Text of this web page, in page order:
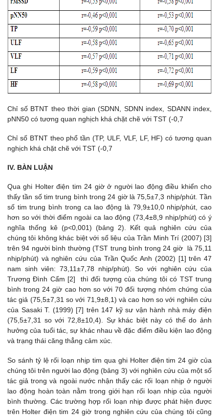
Chỉ số BTNT theo thời gian (SDNN, SDNN index, SDANN index,
pNN50 có tương quan nghịch khá chặt chẽ với TST (-0,7
Chỉ số BTNT theo phổ tần (TP, ULF, VLF, LF, HF) có tương quan
nghịch khá chặt chẽ với TST (-0,7
IV. BÀN LUẬN
Qua ghi Holter điện tim 24 giờ ở người lao động điều khiển cho
thấy tần số tim trung bình trong 24 giờ là 75,5±7,3 nhịp/phút. Tần
số tim trung bình trong ca lao động là 79,9±10,0 nhịp/phút, cao
hơn so với thời điểm ngoài ca lao động (73,4±8,9 nhịp/phút) có ý
nghĩa thống kê (p<0,001) (bảng 2). Kết quả nghiên cứu của
chúng tôi không khác biệt với số liệu của Trần Minh Trí (2007) [3]
trên 94 người bình thường (TST trung bình trong 24 giờ là 75,11
nhịp/phút) và nghiên cứu của Trần Quốc Anh (2002) [1] trên 47
nam sinh viên: 73,11±7,78 nhịp/phút). So với nghiên cứu của
Trương Đình Cẩm [2] thì đối tượng của chúng tôi có TST trung
bình trong 24 giờ cao hơn so với 70 đối tượng nhóm chứng của
tác giả (75,5±7,31 so với 71,9±8,1) và cao hơn so với nghiên cứu
của Sasaki T. (1999) [7] trên 147 kỹ sư vận hành nhà máy điện
(75,5±7,31 so với 72,8±10,4). Sự khác biệt này có thể do ảnh
hưởng của tuổi tác, sự khác nhau về đặc điểm điều kiện lao động
và trạng thái căng thẳng cảm xúc.
So sánh tỷ lệ rối loạn nhịp tim qua ghi Holter điện tim 24 giờ của
chúng tôi trên người lao động (bảng 3) với nghiên cứu của một số
tác giả trong và ngoài nước nhận thấy các rối loạn nhịp ở người
lao động hoàn toàn nằm trong giới hạn rối loạn nhịp của người
bình thường. Các trường hợp rối loạn nhịp được phát hiện được
trên Holter điện tim 24 giờ trong nghiên cứu của chúng tôi cũng